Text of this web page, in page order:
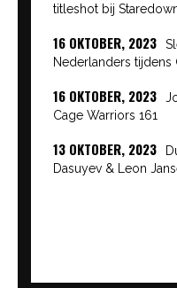
titleshot bij
16 OKTOBER, 2023
Nederlanders tijdens
16 OKTOBER, 2023
Cage Warriors 161
13 OKTOBER, 2023
Dasuyev & Leon